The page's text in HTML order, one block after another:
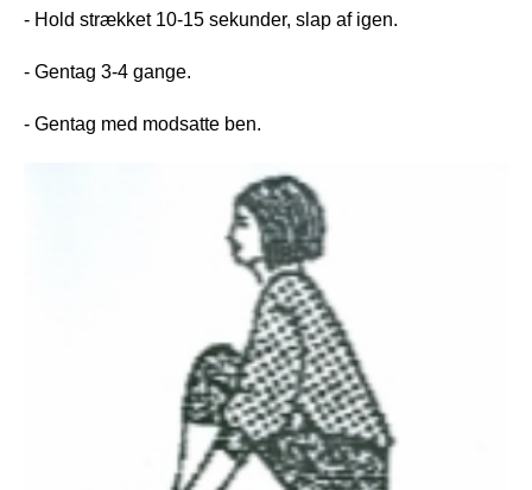
- Hold strækket 10-15 sekunder, slap af igen.
- Gentag 3-4 gange.
- Gentag med modsatte ben.